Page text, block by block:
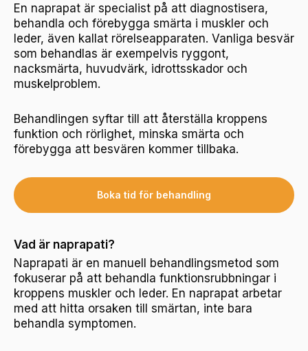
En naprapat är specialist på att diagnostisera,
behandla och förebygga smärta i muskler och
leder, även kallat rörelseapparaten. Vanliga besvär
som behandlas är exempelvis ryggont,
nacksmärta, huvudvärk, idrottsskador och
muskelproblem.
Behandlingen syftar till att återställa kroppens
funktion och rörlighet, minska smärta och
förebygga att besvären kommer tillbaka.
Boka tid för behandling
Vad är naprapati?
Naprapati är en manuell behandlingsmetod som
fokuserar på att behandla funktionsrubbningar i
kroppens muskler och leder. En naprapat arbetar
med att hitta orsaken till smärtan, inte bara
behandla symptomen.